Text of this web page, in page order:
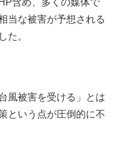
当な被害が予想される
た。
風被害を受ける」とは
という点が圧倒的に不